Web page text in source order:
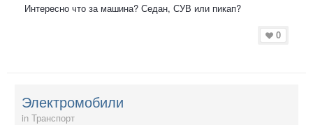
Интересно что за машина? Седан, СУВ или пикап?
0
Электромобили
in Транспорт